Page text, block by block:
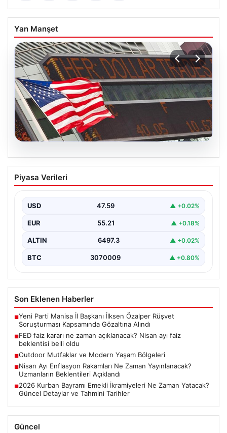
Yan Manşet
05.08.2026
FED faiz kararı ne zaman açıklanacak?
Nisan ayı faiz beklentisi belli oldu
Piyasa Verileri
USD 47.59 ▲ +0.02%
EUR 55.21 ▲ +0.18%
ALTIN 6497.3 ▲ +0.02%
BTC 3070009 ▲ +0.80%
Son Eklenen Haberler
■Yeni Parti Manisa İl Başkanı İlksen Özalper Rüşvet
Soruşturması Kapsamında Gözaltına Alındı
■FED faiz kararı ne zaman açıklanacak? Nisan ayı faiz
beklentisi belli oldu
■Outdoor Mutfaklar ve Modern Yaşam Bölgeleri
■Nisan Ayı Enflasyon Rakamları Ne Zaman Yayınlanacak?
Uzmanların Beklentileri Açıklandı
■2026 Kurban Bayramı Emekli İkramiyeleri Ne Zaman Yatacak?
Güncel Detaylar ve Tahmini Tarihler
Güncel